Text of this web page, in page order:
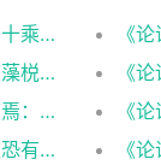
《论语·公冶长》崔子弑其君，陈文子有马十乘，弃而违之。至于他邦，则曰：犹吾大夫崔子也。违之。之一邦。又曰：犹吾大夫崔子也。违之。何如？子曰：清矣。曰：仁矣乎？曰：未知，焉得仁？
《论语·公冶长》子曰：臧文仲居蔡，山节藻棁，何如其知也？
《论语·公冶长》子谓子产，有君子之道四焉：其行己也恭，其事上也敬，其养民也惠，其使民也义。
《论语·公冶长》子路有闻，未之能行，唯恐有闻。